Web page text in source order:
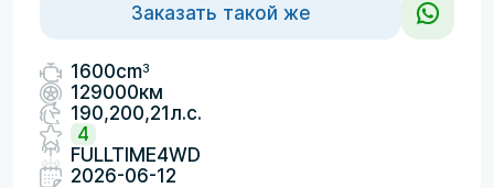
Заказать такой же
1600cm3
129000км
190,200,21л.с.
4
FULLTIME4WD
2026-06-12